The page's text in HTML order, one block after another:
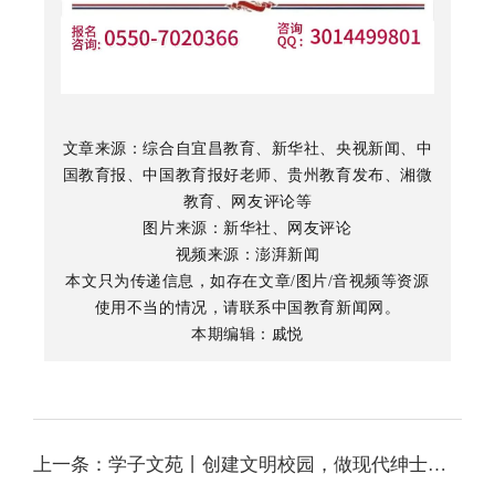
文章来源：综合自宜昌教育、新华社、央视新闻、中
国教育报、中国教育报好老师、贵州教育发布、湘微
教育、网友评论等
图片来源：新华社、网友评论
视频来源：澎湃新闻
本文只为传递信息，如存在文章/图片/音视频等资源
使用不当的情况，请联系中国教育新闻网。
本期编辑：戚悦
上一条：学子文苑丨创建文明校园，做现代绅士淑女